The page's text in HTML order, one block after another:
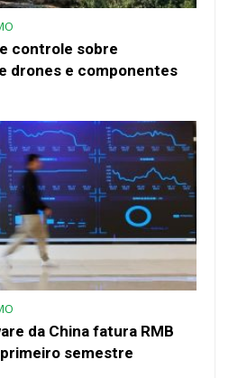
controle sobre
drones e componentes
da China fatura RMB
semestre